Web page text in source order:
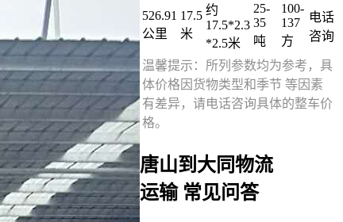
526.91
公里
17.5
米
约
17.5*2.3
*2.5米
25-
35
吨
100-
137
方
电话
咨询
温馨提示：所列参数均为参考，具
体价格因货物类型和季节 等因素
有差异，请电话咨询具体的整车价
格。
唐山到大同物流
运输 常见问答